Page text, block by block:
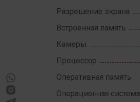
Разрешение экрана
Встроенная память
Камеры
Процессор
Оперативная память
Операционная система